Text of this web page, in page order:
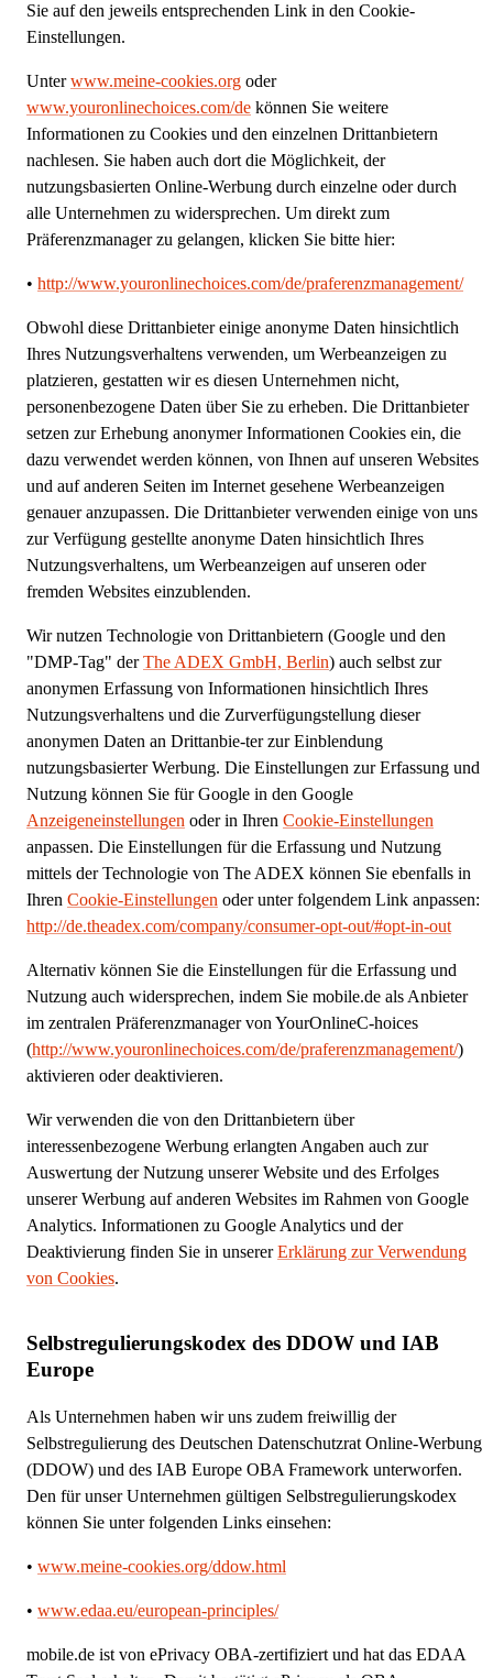
Sie auf den jeweils entsprechenden Link in den Cookie-
Einstellungen.
Unterwww.meine-cookies.org oder
www.youronlinechoices.com/de können Sie weitere
Informationen zu Cookies und den einzelnen Drittanbietern
nachlesen. Sie haben auch dort die Möglichkeit, der
nutzungsbasierten Online-Werbung durch einzelne oder durch
alle Unternehmen zu widersprechen. Um direkt zum
Präferenzmanager zu gelangen, klicken Sie bitte hier:
• http://www.youronlinechoices.com/de/praferenzmanagement/
Obwohl diese Drittanbieter einige anonyme Daten hinsichtlich
Ihres Nutzungsverhaltens verwenden, um Werbeanzeigen zu
platzieren, gestatten wir es diesen Unternehmen nicht,
personenbezogene Daten über Sie zu erheben. Die Drittanbieter
setzen zur Erhebung anonymer Informationen Cookies ein, die
dazu verwendet werden können, von Ihnen auf unseren Websites
und auf anderen Seiten im Internet gesehene Werbeanzeigen
genauer anzupassen. Die Drittanbieter verwenden einige von uns
zur Verfügung gestellte anonyme Daten hinsichtlich Ihres
Nutzungsverhaltens, um Werbeanzeigen auf unseren oder
fremden Websites einzublenden.
Wir nutzen Technologie von Drittanbietern (Google und den
"DMP-Tag" derThe ADEX GmbH, Berlin) auch selbst zur
anonymen Erfassung von Informationen hinsichtlich Ihres
Nutzungsverhaltens und die Zurverfügungstellung dieser
anonymen Daten an Drittanbie-ter zur Einblendung
nutzungsbasierter Werbung. Die Einstellungen zur Erfassung und
Nutzung können Sie für Google in den Google
Anzeigeneinstellungen oder in Ihren Cookie-Einstellungen
anpassen. Die Einstellungen für die Erfassung und Nutzung
mittels der Technologie von The ADEX können Sie ebenfalls in
Ihren Cookie-Einstellungen oder unter folgendem Link anpassen:
http://de.theadex.com/company/consumer-opt-out/#opt-in-out
Alternativ können Sie die Einstellungen für die Erfassung und
Nutzung auch widersprechen, indem Sie mobile.de als Anbieter
im zentralen Präferenzmanager von YourOnlineC-hoices
(http://www.youronlinechoices.com/de/praferenzmanagement/)
aktivieren oder deaktivieren.
Wir verwenden die von den Drittanbietern über
interessenbezogene Werbung erlangten Angaben auch zur
Auswertung der Nutzung unserer Website und des Erfolges
unserer Werbung auf anderen Websites im Rahmen von Google
Analytics. Informationen zu Google Analytics und der
Deaktivierung finden Sie in unsererErklärung zur Verwendung
von Cookies.
Selbstregulierungskodex des DDOW und IAB
Europe
Als Unternehmen haben wir uns zudem freiwillig der
Selbstregulierung des Deutschen Datenschutzrat Online-Werbung
(DDOW) und des IAB Europe OBA Framework unterworfen.
Den für unser Unternehmen gültigen Selbstregulierungskodex
können Sie unter folgenden Links einsehen:
• www.meine-cookies.org/ddow.html
• www.edaa.eu/european-principles/
mobile.de ist von ePrivacy OBA-zertifiziert und hat das EDAA